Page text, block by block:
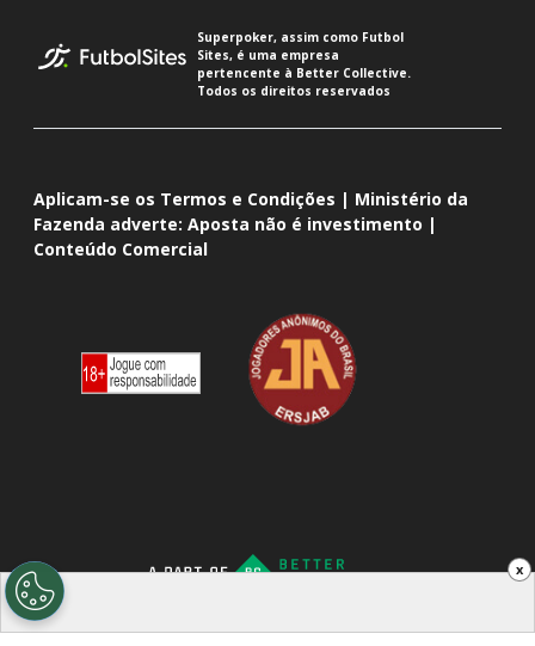
x
Superpoker, assim como Futbol
Sites, é uma empresa
pertencente à Better Collective.
Todos os direitos reservados
Aplicam-se os Termos e Condições | Ministério da
Fazenda adverte: Aposta não é investimento |
Conteúdo Comercial